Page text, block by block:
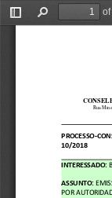
Toggle
Find
of
Rua
PROCESSO-
10/2018
INTERESSADO:
ASSUNTO:
POR